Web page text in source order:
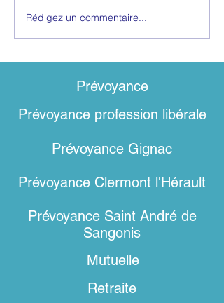
Les Régimes
Rédigez un commentaire...
Prévoyance​
Prévoyance profession libérale
Prévoyance Gignac
Prévoyance Clermont l'Hérault
Prévoyance Saint André de
Sangonis
Mutuelle
Retraite